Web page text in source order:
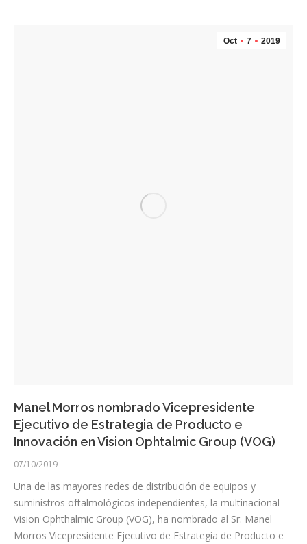
Oct 7 2019
Manel Morros nombrado Vicepresidente
Ejecutivo de Estrategia de Producto e
Innovación en Vision Ophtalmic Group (VOG)
07/10/2019
Una de las mayores redes de distribución de equipos y
suministros oftalmológicos independientes, la multinacional
Vision Ophthalmic Group (VOG), ha nombrado al Sr. Manel
Morros Vicepresidente Ejecutivo de Estrategia de Producto e